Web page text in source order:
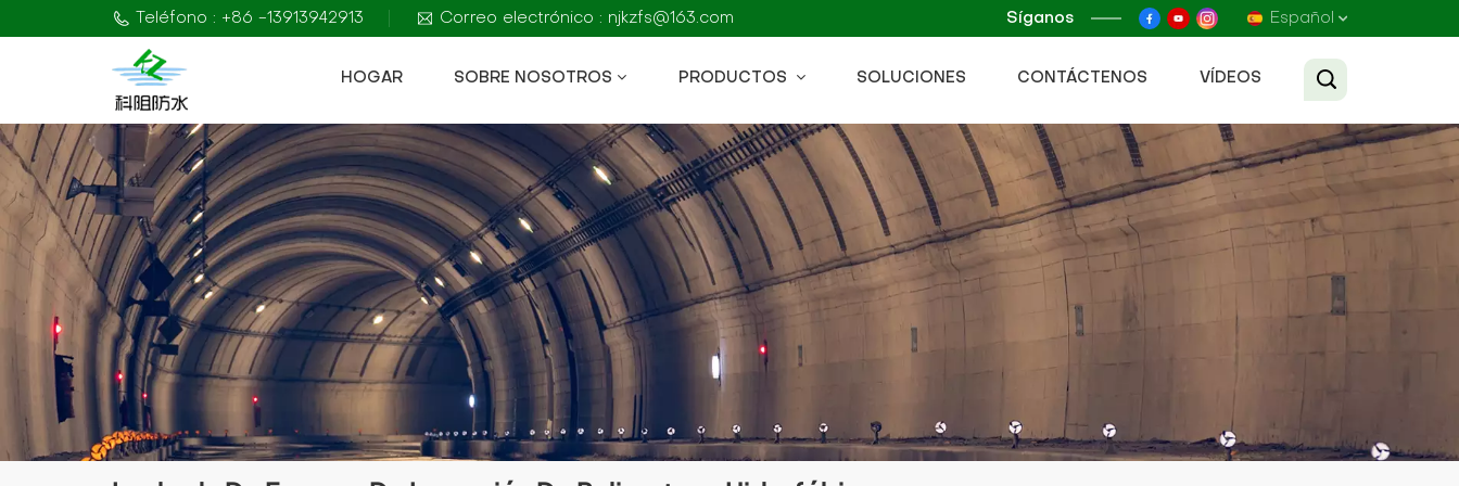
Teléfono : +86 -13913942913 Correo electrónico : njkzfs@163.com Síganos Español
Français
Русский
HOGAR SOBRE NOSOTROS PRODUCTOS SOLUCIONES CONTÁCTENOS VÍDEOS